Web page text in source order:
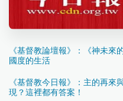
《基督教論壇報》：《神未
國度的生活
《基督教今日報》：主的再
現？這裡都有答案！